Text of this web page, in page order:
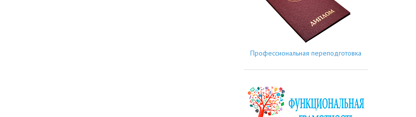
Профессиональная переподготовка